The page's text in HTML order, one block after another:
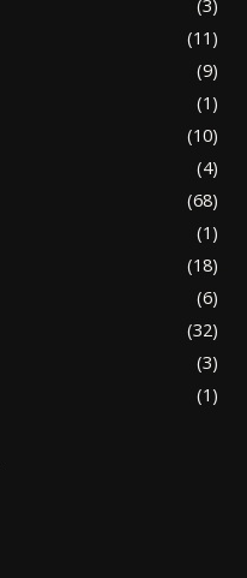
(3)
(11)
(9)
(1)
(10)
(4)
(68)
(1)
(18)
(6)
(32)
(3)
(1)